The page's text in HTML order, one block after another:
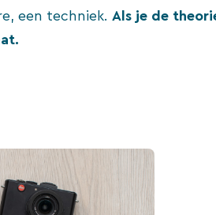
een techniek. Als je de